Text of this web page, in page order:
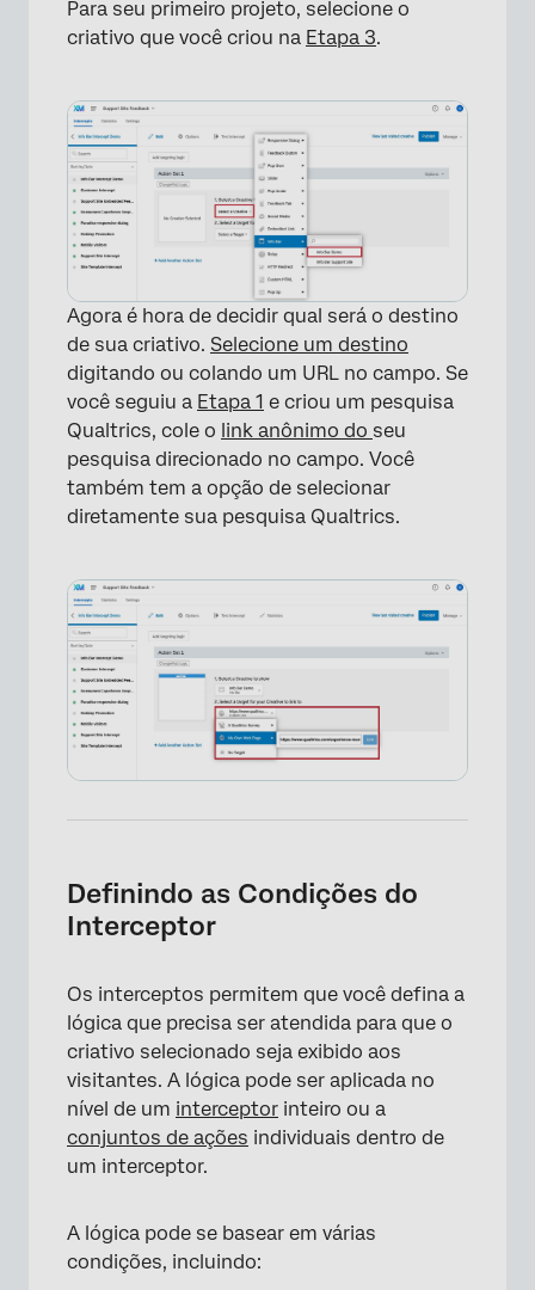
Para seu primeiro projeto, selecione o
criativo que você criou na Etapa 3.
×
Agora é hora de decidir qual será o destino
de sua criativo. Selecione um destino
digitando ou colando um URL no campo. Se
você seguiu a Etapa 1 e criou um pesquisa
Qualtrics, cole o link anônimo do seu
pesquisa direcionado no campo. Você
também tem a opção de selecionar
diretamente sua pesquisa Qualtrics.
Definindo as Condições do
Interceptor
Os interceptos permitem que você defina a
lógica que precisa ser atendida para que o
criativo selecionado seja exibido aos
visitantes. A lógica pode ser aplicada no
nível de um interceptor inteiro ou a
conjuntos de ações individuais dentro de
um interceptor.
A lógica pode se basear em várias
condições, incluindo: